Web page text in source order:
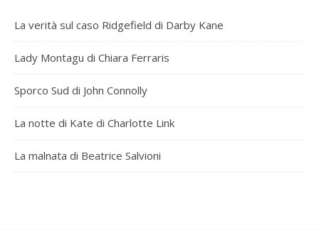
La verità sul caso Ridgefield di Darby Kane
Lady Montagu di Chiara Ferraris
Sporco Sud di John Connolly
La notte di Kate di Charlotte Link
La malnata di Beatrice Salvioni